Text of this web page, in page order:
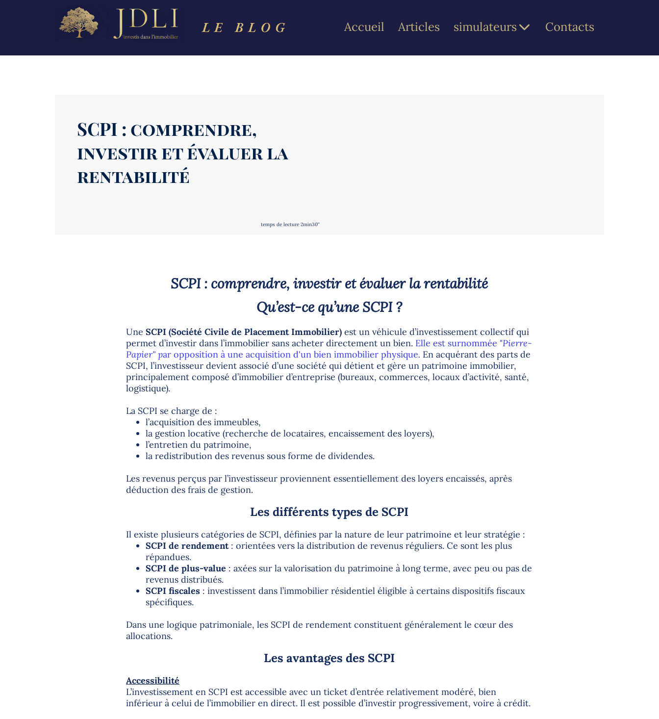
Accueil Articles simulateurs Contacts
SCPI : comprendre,
investir et évaluer la
rentabilité
temps de lecture 2min30''
SCPI : comprendre, investir et évaluer la rentabilité
Qu’est-ce qu’une SCPI ?
Une SCPI (Société Civile de Placement Immobilier)est un véhicule d’investissement collectif qui
permet d’investir dans l’immobilier sans acheter directement un bien. Elle est surnommée "Pierre-
Papier" par opposition à une acquisition d'un bien immobilier physique. En acquérant des parts de
SCPI, l’investisseur devient associé d’une société qui détient et gère un patrimoine immobilier,
principalement composé d’immobilier d’entreprise (bureaux, commerces, locaux d’activité, santé,
logistique).
La SCPI se charge de :
l’acquisition des immeubles,
la gestion locative (recherche de locataires, encaissement des loyers),
l’entretien du patrimoine,
la redistribution des revenus sous forme de dividendes.
Les revenus perçus par l’investisseur proviennent essentiellement des loyers encaissés, après
déduction des frais de gestion.
Les différents types de SCPI
Il existe plusieurs catégories de SCPI, définies par la nature de leur patrimoine et leur stratégie :
SCPI de rendement: orientées vers la distribution de revenus réguliers. Ce sont les plus
répandues.
SCPI de plus-value : axées sur la valorisation du patrimoine à long terme, avec peu ou pas de
revenus distribués.
SCPI fiscales: investissent dans l’immobilier résidentiel éligible à certains dispositifs fiscaux
spécifiques.
Dans une logique patrimoniale, les SCPI de rendement constituent généralement le cœur des
allocations.
Les avantages des SCPI
Accessibilité
L’investissement en SCPI est accessible avec un ticket d’entrée relativement modéré, bien
inférieur à celui de l’immobilier en direct. Il est possible d’investir progressivement, voire à crédit.